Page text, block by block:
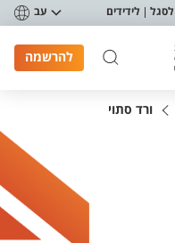
לסגל לידידים עב
להרשמה
ורד סתוי